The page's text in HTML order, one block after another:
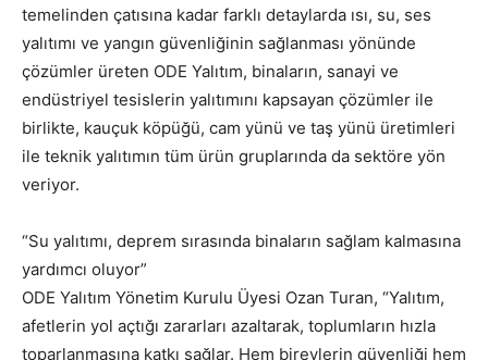
temelinden çatısına kadar farklı detaylarda ısı, su, ses
yalıtımı ve yangın güvenliğinin sağlanması yönünde
çözümler üreten ODE Yalıtım, binaların, sanayi ve
endüstriyel tesislerin yalıtımını kapsayan çözümler ile
birlikte, kauçuk köpüğü, cam yünü ve taş yünü üretimleri
ile teknik yalıtımın tüm ürün gruplarında da sektöre yön
veriyor.
“Su yalıtımı, deprem sırasında binaların sağlam kalmasına
yardımcı oluyor”
ODE Yalıtım Yönetim Kurulu Üyesi Ozan Turan, “Yalıtım,
afetlerin yol açtığı zararları azaltarak, toplumların hızla
toparlanmasına katkı sağlar. Hem bireylerin güvenliği hem